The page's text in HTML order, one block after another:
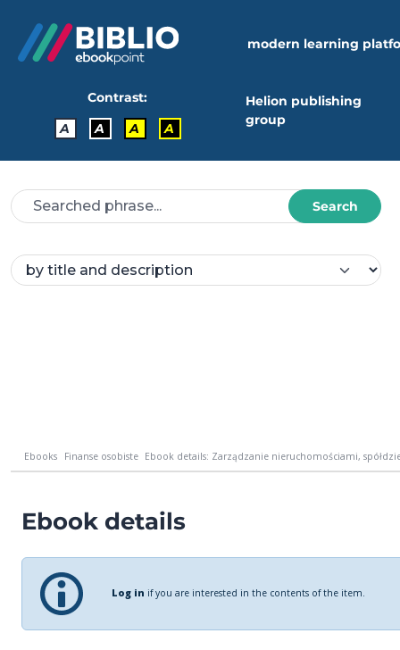
modern learning
Contrast:
A
A A A
Helion publishing
group
Search
Ebooks Finanse osobiste Ebook details: Zarządzanie nieruchomościami,
Ebook details
Log in if you are interested in the contents of the item.